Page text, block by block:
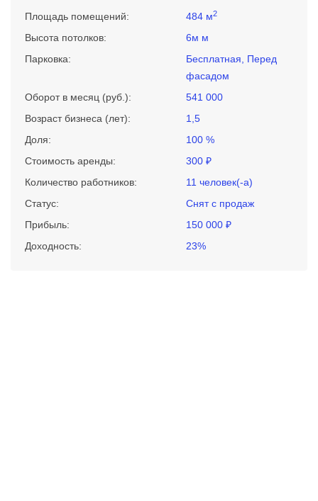
Площадь помещений:
484 м2
Высота потолков:
6м м
Парковка:
Бесплатная, Перед
фасадом
Оборот в месяц (руб.):
541 000
Возраст бизнеса (лет):
1,5
Доля:
100 %
Стоимость аренды:
300 ₽
Количество работников:
11 человек(-а)
Статус:
Снят с продаж
Прибыль:
150 000 ₽
Доходность:
23%